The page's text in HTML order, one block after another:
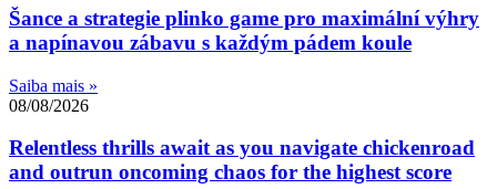
Šance a strategie plinko game pro maximální výhry
a napínavou zábavu s každým pádem koule
Saiba mais »
08/08/2026
Relentless thrills await as you navigate chickenroad
and outrun oncoming chaos for the highest score